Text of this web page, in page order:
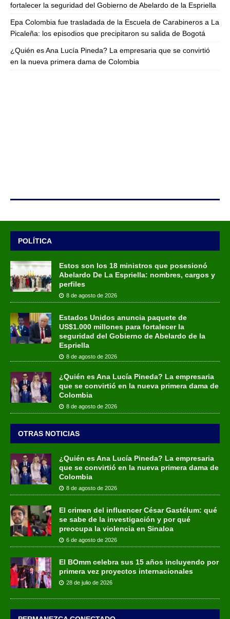
fortalecer la seguridad del Gobierno de Abelardo de la Espriella
Epa Colombia fue trasladada de la Escuela de Carabineros a La
Picaleña: los episodios que precipitaron su salida de Bogotá
¿Quién es Ana Lucía Pineda? La empresaria que se convirtió
en la nueva primera dama de Colombia
POLÍTICA
Estos son los 18 ministros que posesionó
Abelardo De La Espriella: nombres, cargos y
perfiles
8 de agosto de 2026
Estados Unidos anuncia paquete de
US$1.000 millones para fortalecer la
seguridad del Gobierno de Abelardo de la
Espriella
8 de agosto de 2026
¿Quién es Ana Lucía Pineda? La empresaria
que se convirtió en la nueva primera dama de
Colombia
8 de agosto de 2026
OTRAS NOTICIAS
¿Quién es Ana Lucía Pineda? La empresaria
que se convirtió en la nueva primera dama de
Colombia
8 de agosto de 2026
El crimen del influencer César Gastélum: qué
se sabe de la investigación y por qué
preocupa la violencia en Sinaloa
6 de agosto de 2026
El BOmm celebra sus 15 años incluyendo por
primera vez proyectos internacionales
28 de julio de 2026